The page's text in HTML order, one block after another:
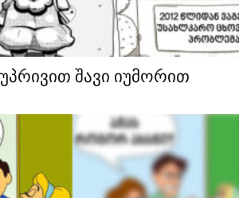
შავი იუმორით